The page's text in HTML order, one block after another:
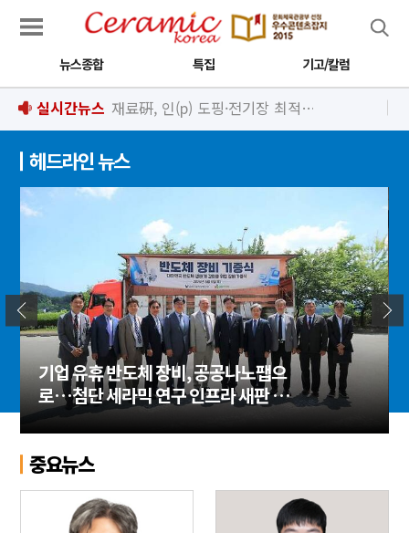
뉴스종합 특집 기고/칼럼
실시간뉴스 재료硏, 인(p) 도핑·전기장 최적화로 고성능 유연 근적외선 광센서 개발
헤드라인 뉴스
기업 유휴 반도체 장비, 공공나노팹으
로…첨단 세라믹 연구 인프라 새판 짜
야
중요뉴스
검색